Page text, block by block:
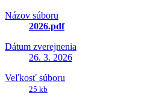
Názov súboru
2026.pdf
Dátum zverejnenia
26. 3. 2026
Veľkosť súboru
25 kb